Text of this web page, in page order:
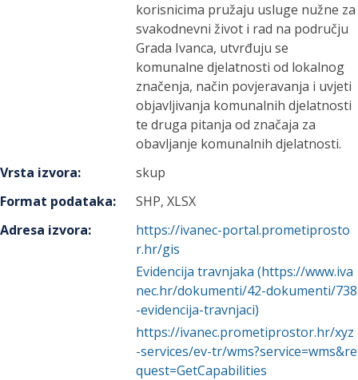
korisnicima pružaju usluge nužne za
svakodnevni život i rad na području
Grada Ivanca, utvrđuju se
komunalne djelatnosti od lokalnog
značenja, način povjeravanja i uvjeti
objavljivanja komunalnih djelatnosti
te druga pitanja od značaja za
obavljanje komunalnih djelatnosti.
Vrsta izvora:
skup
Format podataka:
SHP, XLSX
Adresa izvora:
https://ivanec-portal.prometiprosto
r.hr/gis
Evidencija travnjaka (https://www.iva
nec.hr/dokumenti/42-dokumenti/738
-evidencija-travnjaci)
https://ivanec.prometiprostor.hr/xyz
-services/ev-tr/wms?service=wms&re
quest=GetCapabilities